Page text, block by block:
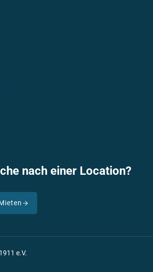
nach einer Location?
e.V.